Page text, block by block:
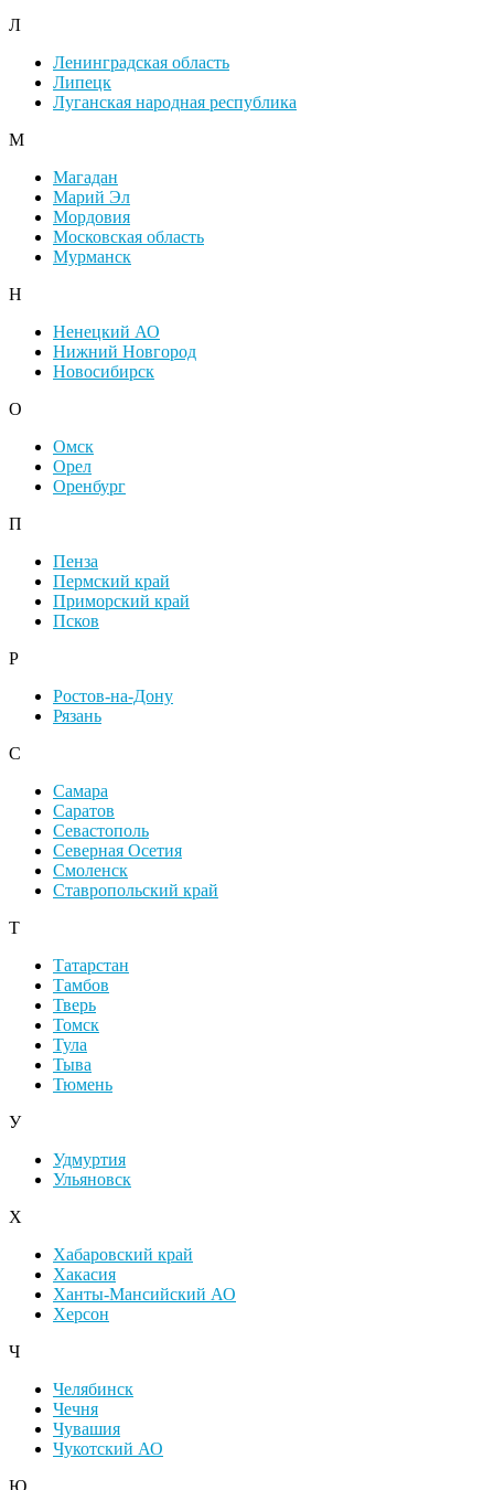
Л
Ленинградская область
Липецк
Луганская народная республика
М
Магадан
Марий Эл
Мордовия
Московская область
Мурманск
Н
Ненецкий АО
Нижний Новгород
Новосибирск
О
Омск
Орел
Оренбург
П
Пенза
Пермский край
Приморский край
Псков
Р
Ростов-на-Дону
Рязань
С
Самара
Саратов
Севастополь
Северная Осетия
Смоленск
Ставропольский край
Т
Татарстан
Тамбов
Тверь
Томск
Тула
Тыва
Тюмень
У
Удмуртия
Ульяновск
Х
Хабаровский край
Хакасия
Ханты-Мансийский АО
Херсон
Ч
Челябинск
Чечня
Чувашия
Чукотский АО